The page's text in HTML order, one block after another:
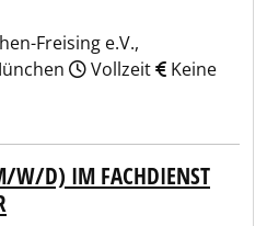
Freising e.V.,
Vollzeit
Keine
W/D) IM FACHDIENST